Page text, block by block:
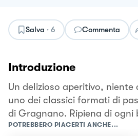
Salva · 6 Commenta
Introduzione
Un delizioso aperitivo,
uno dei classici formati di
di Gragnano. Ripiena di ogni
POTREBBERO PIACERTI ANCHE...